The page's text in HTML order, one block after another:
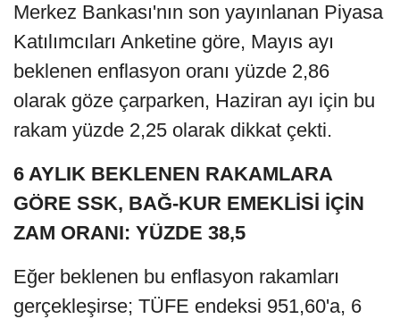
Merkez Bankası'nın son yayınlanan Piyasa
Katılımcıları Anketine göre, Mayıs ayı
beklenen enflasyon oranı yüzde 2,86
olarak göze çarparken, Haziran ayı için bu
rakam yüzde 2,25 olarak dikkat çekti.
6 AYLIK BEKLENEN RAKAMLARA
GÖRE SSK, BAĞ-KUR EMEKLİSİ İÇİN
ZAM ORANI: YÜZDE 38,5
Eğer beklenen bu enflasyon rakamları
gerçekleşirse; TÜFE endeksi 951,60'a, 6